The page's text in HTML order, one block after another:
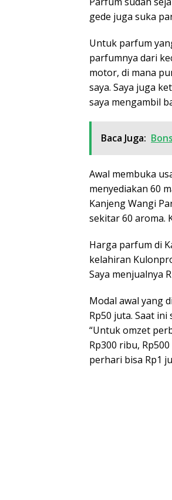
gede juga suka
Untuk parfum
parfumnya dari
motor, di mana
saya. Saya juga
saya mengambil
Baca Juga:
Awal membuka
menyediakan 60
Kanjeng Wangi
sekitar 60 aroma.
Harga parfum di
kelahiran
Saya menjualnya
Modal awal yang
Rp50 juta. Saat
“Untuk omzet
Rp300 ribu,
perhari bisa Rp1